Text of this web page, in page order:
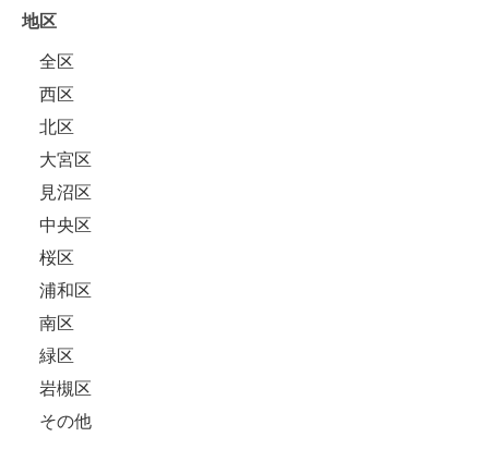
地区
全区
西区
北区
大宮区
見沼区
中央区
桜区
浦和区
南区
緑区
岩槻区
その他